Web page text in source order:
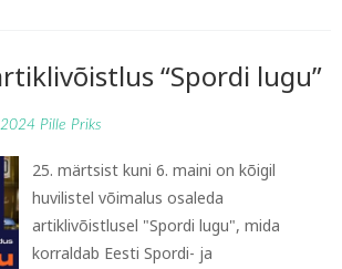
“Spordi lugu”
Pille Priks
25. märtsist kuni 6. maini on kõigil
huvilistel võimalus osaleda
artiklivõistlusel "Spordi lugu", mida
korraldab Eesti Spordi- ja